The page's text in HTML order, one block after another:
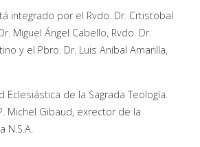
integrado por el Rvdo. Dr. Crtistobal
Miguel Ángel Cabello, Rvdo. Dr.
y el Pbro. Dr. Luis Aníbal Amarilla,
Eclesiástica de la Sagrada Teología.
Michel Gibaud, exrector de la
N.S.A.